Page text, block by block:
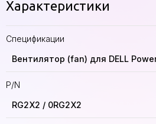
Характеристики
Спецификации
Вентилятор (fan) для DELL
P/N
RG2X2 / 0RG2X2